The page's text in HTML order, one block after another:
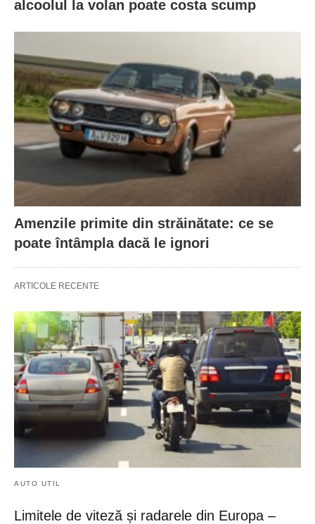
alcoolul la volan poate costa scump
Amenzile primite din străinătate: ce se
poate întâmpla dacă le ignori
ARTICOLE RECENTE
AUTO UTIL
Limitele de viteză și radarele din Europa –